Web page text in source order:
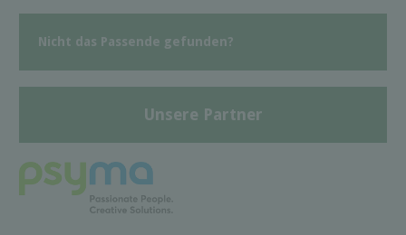
Nicht das Passende gefunden?
Unsere Partner